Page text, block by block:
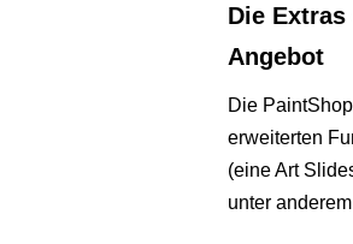
Die
Angebot
Die
erweiterten
(eine Art
unter